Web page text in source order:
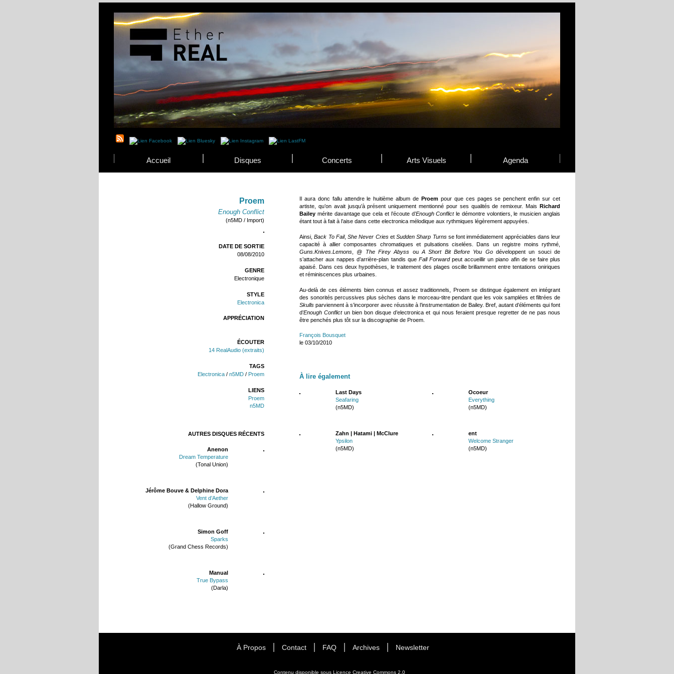
Accueil Disques Concerts Arts Visuels Agenda
Proem
Enough Conflict
(n5MD / Import)
DATE DE SORTIE
08/08/2010
GENRE
Electronique
STYLE
Electronica
APPRÉCIATION
ÉCOUTER
14 RealAudio (extraits)
TAGS
Electronica / n5MD / Proem
LIENS
Proem
n5MD
AUTRES DISQUES RÉCENTS
Anenon
Dream Temperature
(Tonal Union)
Jérôme Bouve & Delphine Dora
Vent d’Aether
(Hallow Ground)
Simon Goff
Sparks
(Grand Chess Records)
Manual
True Bypass
(Darla)
Il aura donc fallu attendre le huitième album de Proem pour que ces pages se penchent enfin sur cet
artiste, qu’on avait jusqu’à présent uniquement mentionné pour ses qualités de remixeur. Mais Richard
Bailey mérite davantage que cela et l’écoute d’Enough Conflictle démontre volontiers, le musicien anglais
étant tout à fait à l’aise dans cette electronica mélodique aux rythmiques légèrement appuyées.
Ainsi,Back To Fail, She Never Crieset Sudden Sharp Turnsse font immédiatement appréciables dans leur
capacité à allier composantes chromatiques et pulsations ciselées. Dans un registre moins rythmé,
Guns.Knives.Lemons
@ The Firey Abyss ouA Short Bit Before You Godéveloppent un souci de
s’attacher aux nappes d’arrière-plan tandis que Fall Forwardpeut accueillir un piano afin de se faire plus
apaisé. Dans ces deux hypothèses, le traitement des plages oscille brillamment entre tentations oniriques
et réminiscences plus urbaines.
Au-delà de ces éléments bien connus et assez traditionnels, Proem se distingue également en intégrant
des sonorités percussives plus sèches dans le morceau-titre pendant que les voix samplées et filtrées de
Skulls parviennent à s’incorporer avec réussite à l’instrumentation de Bailey. Bref, autant d’éléments qui font
d’Enough Conflictun bien bon disque d’electronica et qui nous feraient presque regretter de ne pas nous
être penchés plus tôt sur la discographie de Proem.
François Bousquet
le 03/10/2010
À lire également
Last Days
Seafaring
(n5MD)
Ocoeur
Everything
(n5MD)
Zahn | Hatami | McClure
Ypsilon
(n5MD)
ent
Welcome Stranger
(n5MD)
À Propos Contact FAQ Archives Newsletter
Contenu disponible sous Licence Creative Commons 2.0